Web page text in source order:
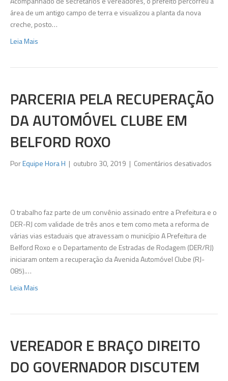
área de um antigo campo de terra e visualizou a planta da nova
creche, posto…
Leia Mais
PARCERIA PELA RECUPERAÇÃO
DA AUTOMÓVEL CLUBE EM
BELFORD ROXO
PorEquipe Hora H | outubro 30, 2019 | Comentários desativados
da
em
O trabalho faz parte de um convênio assinado entre a Prefeitura e o
DER-RJ com validade de três anos e tem como meta a reforma de
várias vias estaduais que atravessam o município A Prefeitura de
Belford Roxo e o Departamento de Estradas de Rodagem (DER/RJ)
iniciaram ontem a recuperação da Avenida Automóvel Clube (RJ-
085).…
Leia Mais
VEREADOR E BRAÇO DIREITO
DO GOVERNADOR DISCUTEM